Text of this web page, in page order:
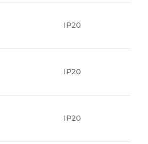
IP20
IP20
IP20